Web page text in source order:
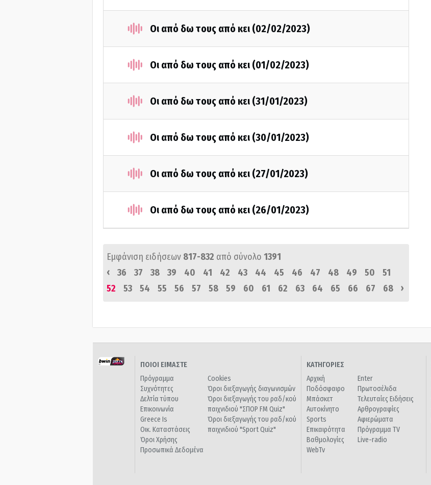
Οι από δω τους από κει (02/02/2023)
Οι από δω τους από κει (01/02/2023)
Οι από δω τους από κει (31/01/2023)
Οι από δω τους από κει (30/01/2023)
Οι από δω τους από κει (27/01/2023)
Οι από δω τους από κει (26/01/2023)
Εμφάνιση ειδήσεων 817-832 από σύνολο 1391
‹
36 37 38 39 40 41 42 43 44 45 46 47 48 49 50
51
52
53 54 55 56 57 58 59 60 61 62 63 64 65 66 67 68 ›
ΠΟΙΟΙ ΕΙΜΑΣΤΕ
Πρόγραμμα
Συχνότητες
Δελτία τύπου
Επικοινωνία
Greece Is
Οικ. Καταστάσεις
Όροι Χρήσης
Προσωπικά Δεδομένα
Cookies
Όροι διεξαγωγής διαγωνισμών
Όροι διεξαγωγής του ραδ/κού
παιχνιδιού "ΣΠΟΡ FM Quiz"
Όροι διεξαγωγής του ραδ/κού
παιχνιδιού "Sport Quiz"
ΚΑΤΗΓΟΡΙΕΣ
Αρχική
Ποδόσφαιρο
Μπάσκετ
Αυτοκίνητο
Sports
Επικαιρότητα
Βαθμολογίες
WebTv
Enter
Πρωτοσέλιδα
Τελευταίες Ειδήσεις
Αρθρογραφίες
Αφιερώματα
Πρόγραμμα TV
Live-radio